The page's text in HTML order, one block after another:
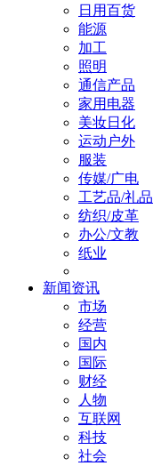
日用百货
能源
加工
照明
通信产品
家用电器
美妆日化
运动户外
服装
传媒/广电
工艺品/礼品
纺织/皮革
办公/文教
纸业
新闻资讯
市场
经营
国内
国际
财经
人物
互联网
科技
社会